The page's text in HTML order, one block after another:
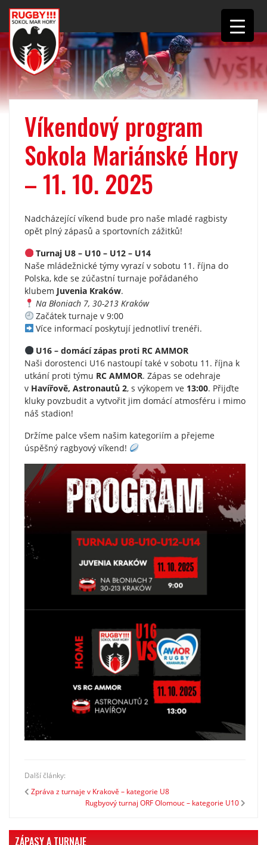
Víkendový program
Sokola Mariánské Hory
– 11. 10. 2025
Nadcházející víkend bude pro naše mladé ragbisty
opět plný zápasů a sportovních zážitků!
Turnaj U8 – U10 – U12 – U14
Naše mládežnické týmy vyrazí v sobotu 11. října do
Polska, kde se zúčastní turnaje pořádaného
klubem Juvenia Kraków.
Na Błoniach 7, 30-213 Kraków
Začátek turnaje v 9:00
Více informací poskytují jednotliví trenéři.
U16 – domácí zápas proti RC AMMOR
Naši dorostenci U16 nastoupí také v sobotu 11. října k
utkání proti týmu RC AMMOR. Zápas se odehraje
v Havířově, Astronautů 2, s výkopem ve 13:00. Přijďte
kluky povzbudit a vytvořit jim domácí atmosféru i mimo
náš stadion!
Držíme palce všem našim kategoriím a přejeme
úspěšný ragbyový víkend!
Další články:
Zpráva z turnaje v Krakově – kategorie U8
Rugbyový turnaj ORF Olomouc – kategorie U10
ZÁPASY A TURNAJE